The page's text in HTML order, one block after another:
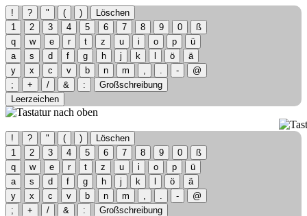
! ? " ( )
Löschen
1
2 3 4 5 6 7 8 9 0
ß
q
w e r t z u i o p
ü
a
s d f g h j k ö
ä
y
x c v b n m , . -
@
;
+ / & :
Großschreibung
Leerzeichen
! ? " ( )
Löschen
1
2 3 4 5 6 7 8 9 0
ß
q
w e r t z u i o p
ü
a
s d f g h j k ö
ä
y
x c v b n m , . -
@
;
+ / & :
Großschreibung